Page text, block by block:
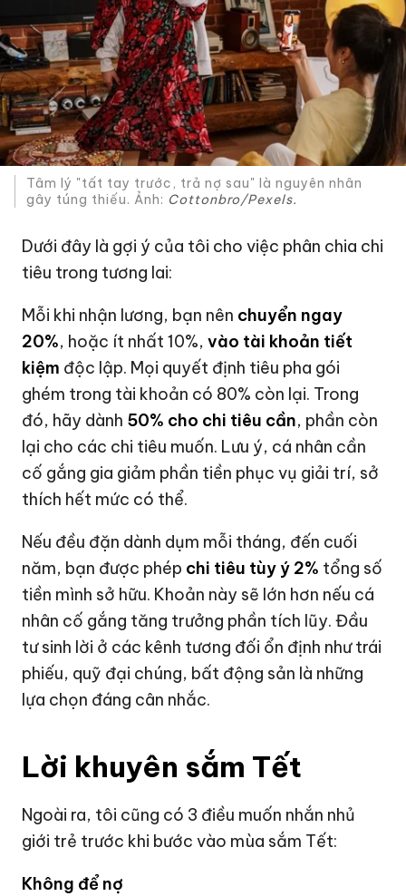
Tâm lý "tất tay trước, trả nợ sau" là nguyên nhân
gây túng thiếu. Ảnh: Cottonbro/Pexels.
Dưới đây là gợi ý của tôi cho việc phân chia chi
tiêu trong tương lai:
Mỗi khi nhận lương, bạn nên chuyển ngay
20%, hoặc ít nhất 10%,vào tài khoản tiết
kiệm độc lập. Mọi quyết định tiêu pha gói
ghém trong tài khoản có 80% còn lại. Trong
đó, hãy dành 50% cho chi tiêu cần, phần còn
lại cho các chi tiêu muốn. Lưu ý, cá nhân cần
cố gắng gia giảm phần tiền phục vụ giải trí, sở
thích hết mức có thể.
Nếu đều đặn dành dụm mỗi tháng, đến cuối
năm, bạn được phép chi tiêu tùy ý 2% tổng số
tiền mình sở hữu. Khoản này sẽ lớn hơn nếu cá
nhân cố gắng tăng trưởng phần tích lũy. Đầu
tư sinh lời ở các kênh tương đối ổn định như trái
phiếu, quỹ đại chúng, bất động sản là những
lựa chọn đáng cân nhắc.
Lời khuyên sắm Tết
Ngoài ra, tôi cũng có 3 điều muốn nhắn nhủ
giới trẻ trước khi bước vào mùa sắm Tết:
Không để nợ